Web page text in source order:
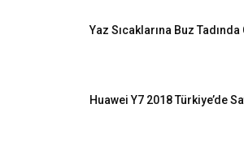
Yaz Sıcaklarına Buz
Huawei Y7 2018 Türkiye’de